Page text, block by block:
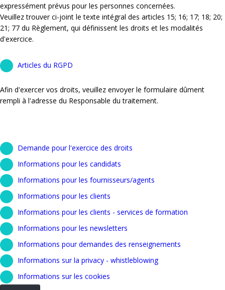
expressément prévus pour les personnes concernées.
Veuillez trouver ci-joint le texte intégral des articles 15; 16; 17; 18; 20;
21; 77 du Règlement, qui définissent les droits et les modalités
d'exercice.
Articles du RGPD
Afin d'exercer vos droits, veuillez envoyer le formulaire dûment
rempli à l'adresse du Responsable du traitement.
Demande pour l'exercice des droits
Informations pour les candidats
Informations pour les fournisseurs/agents
Informations pour les clients
Informations pour les clients - services de formation
Informations pour les newsletters
Informations pour demandes des renseignements
Informations sur la privacy - whistleblowing
Informations sur les cookies